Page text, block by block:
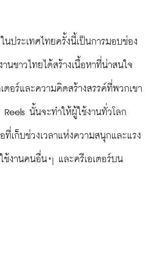
นประเทศไทยครั้งนี้เป็นการมอบช่อง
นชาวไทยได้สร้างเนื้อหาที่น่าสนใจ
ตอร์และความคิดสร้างสรรค์ที่พวกเขา
นั้นจะทำให้ผู้ใช้งานทั่วโลก
ที่เก็บช่วงเวลาแห่งความสนุกและแรง
ช้งานคนอื่นๆ และครีเอเตอร์บน